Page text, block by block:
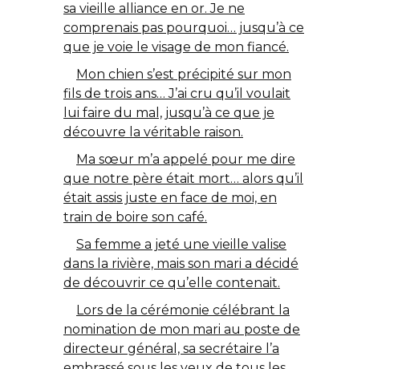
sa vieille alliance en or. Je ne
comprenais pas pourquoi… jusqu’à ce
que je voie le visage de mon fiancé.
Mon chien s’est précipité sur mon
fils de trois ans… J’ai cru qu’il voulait
lui faire du mal, jusqu’à ce que je
découvre la véritable raison.
Ma sœur m’a appelé pour me dire
que notre père était mort… alors qu’il
était assis juste en face de moi, en
train de boire son café.
Sa femme a jeté une vieille valise
dans la rivière, mais son mari a décidé
de découvrir ce qu’elle contenait.
Lors de la cérémonie célébrant la
nomination de mon mari au poste de
directeur général, sa secrétaire l’a